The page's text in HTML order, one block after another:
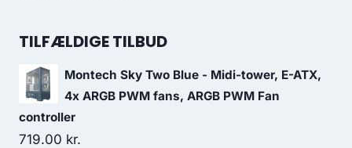
was:
is:
TILFÆLDIGE TILBUD
Montech Sky Two Blue - Midi-tower, E-ATX,
4x ARGB PWM fans, ARGB PWM Fan
controller
719.00 kr.